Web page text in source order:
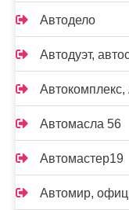
Автодело
Автодуэт,
Автомасла 56
Автомастер19
Автомир,